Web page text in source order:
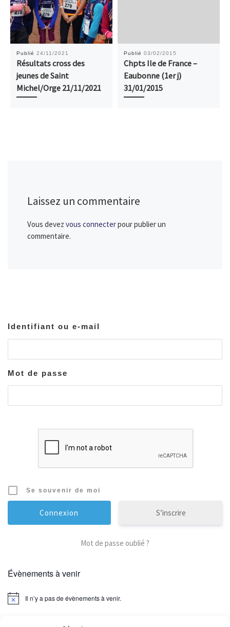
Publié 24/11/2021
Résultats cross des
jeunes de Saint
Michel/Orge 21/11/2021
Publié 03/02/2015
Chpts Ile de France –
Eaubonne (1er j)
31/01/2015
Laissez un commentaire
Vous devez vous connecterpour publier un
commentaire.
Identifiant ou e-mail
Mot de passe
Se souvenir de moi
S’inscrire
Mot de passe oublié ?
Évènements à venir
Il n’y a pas de évènements à venir.